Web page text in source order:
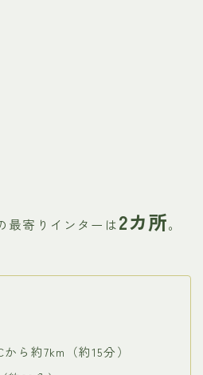
最寄りインターは2カ所。
ら約7km（約15分）